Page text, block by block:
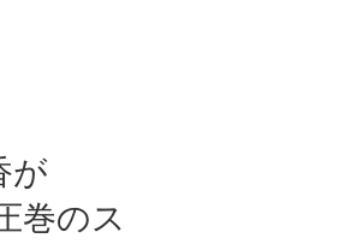
が
巻のス